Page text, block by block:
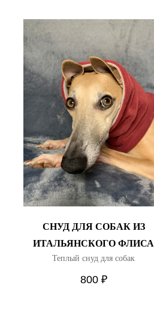
СНУД ДЛЯ СОБАК ИЗ
ИТАЛЬЯНСКОГО ФЛИСА
Теплый снуд для собак
800 ₽